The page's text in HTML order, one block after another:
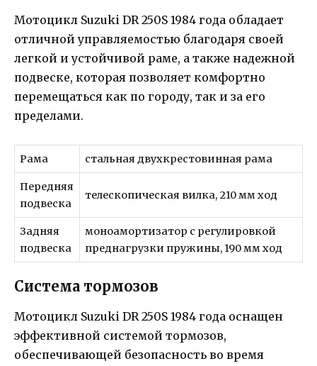
Мотоцикл Suzuki DR 250S 1984 года обладает
отличной управляемостью благодаря своей
легкой и устойчивой раме, а также надежной
подвеске, которая позволяет комфортно
перемещаться как по городу, так и за его
пределами.
Рама стальная двухкрестовинная рама
Передняя
подвеска
телескопическая вилка, 210 мм ход
Задняя
подвеска
моноамортизатор с регулировкой
преднагрузки пружины, 190 мм ход
Система тормозов
Мотоцикл Suzuki DR 250S 1984 года оснащен
эффективной системой тормозов,
обеспечивающей безопасность во время